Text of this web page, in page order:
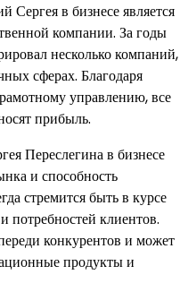
в бизнесе является
компании. За годы
несколько компаний,
сферах. Благодаря
управлению, все
прибыль.
Переслегина в бизнесе
и способность
стремится быть в курсе
потребностей клиентов.
конкурентов и может
продукты и